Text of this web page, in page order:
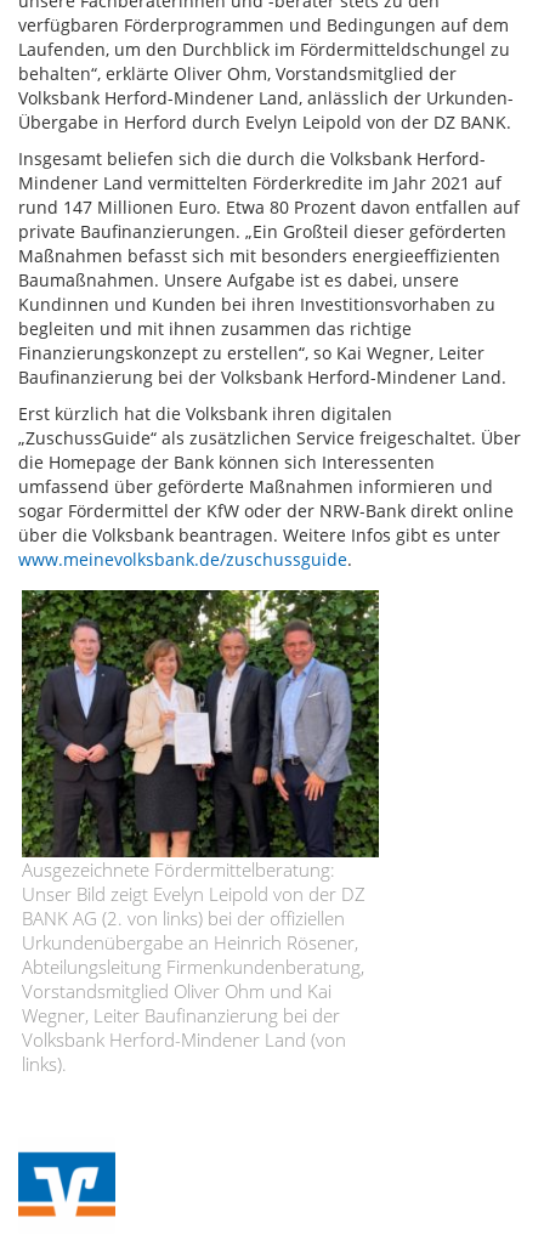
verfügbaren Förderprogrammen und Bedingungen auf dem
Laufenden, um den Durchblick im Fördermitteldschungel zu
behalten“, erklärte Oliver Ohm, Vorstandsmitglied der
Volksbank Herford-Mindener Land, anlässlich der Urkunden-
Übergabe in Herford durch Evelyn Leipold von der DZ BANK.
Insgesamt beliefen sich die durch die Volksbank Herford-
Mindener Land vermittelten Förderkredite im Jahr 2021 auf
rund 147 Millionen Euro. Etwa 80 Prozent davon entfallen auf
private Baufinanzierungen. „Ein Großteil dieser geförderten
Maßnahmen befasst sich mit besonders energieeffizienten
Baumaßnahmen. Unsere Aufgabe ist es dabei, unsere
Kundinnen und Kunden bei ihren Investitionsvorhaben zu
begleiten und mit ihnen zusammen das richtige
Finanzierungskonzept zu erstellen“, so Kai Wegner, Leiter
Baufinanzierung bei der Volksbank Herford-Mindener Land.
Erst kürzlich hat die Volksbank ihren digitalen
„ZuschussGuide“ als zusätzlichen Service freigeschaltet. Über
die Homepage der Bank können sich Interessenten
umfassend über geförderte Maßnahmen informieren und
sogar Fördermittel der KfW oder der NRW-Bank direkt online
über die Volksbank beantragen. Weitere Infos gibt es unter
www.meinevolksbank.de/zuschussguide.
Ausgezeichnete Fördermittelberatung:
Unser Bild zeigt Evelyn Leipold von der DZ
BANK AG (2. von links) bei der offiziellen
Urkundenübergabe an Heinrich Rösener,
Abteilungsleitung Firmenkundenberatung,
Vorstandsmitglied Oliver Ohm und Kai
Wegner, Leiter Baufinanzierung bei der
Volksbank Herford-Mindener Land (von
links).